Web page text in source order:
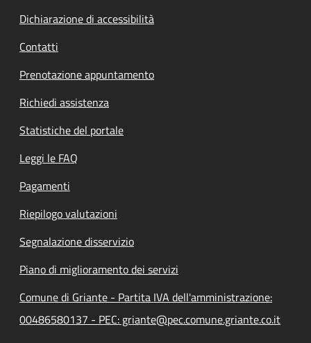
Dichiarazione di accessibilità
Contatti
Prenotazione appuntamento
Richiedi assistenza
Statistiche del portale
Leggi le FAQ
Pagamenti
Riepilogo valutazioni
Segnalazione disservizio
Piano di miglioramento dei servizi
Comune di Griante - Partita IVA dell'amministrazione:
00486580137 - PEC: griante@pec.comune.griante.co.it